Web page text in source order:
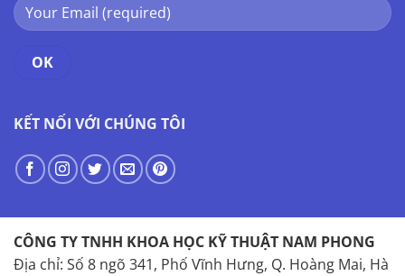
KẾT NỐI VỚI CHÚNG TÔI
CÔNG TY TNHH KHOA HỌC KỸ THUẬT NAM PHONG
Địa chỉ: Số 8 ngõ 341, Phố Vĩnh Hưng, Q. Hoàng Mai, Hà